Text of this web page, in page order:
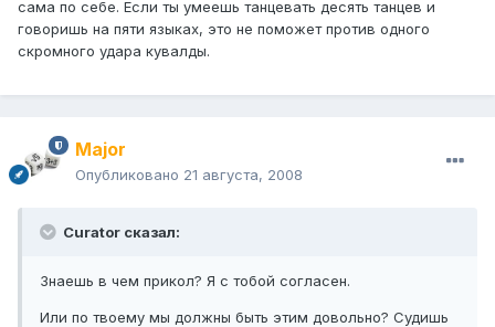
сама по себе. Если ты умеешь танцевать десять танцев и
говоришь на пяти языках, это не поможет против одного
скромного удара кувалды.
Major
Опубликовано 21 августа, 2008
Curator сказал:
Знаешь в чем прикол? Я с тобой согласен.
Или по твоему мы должны быть этим довольно? Судишь